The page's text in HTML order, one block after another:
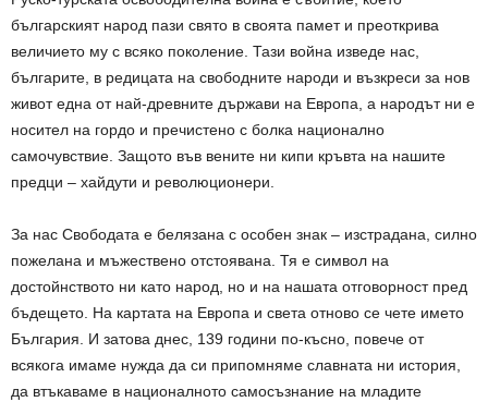
българският народ пази свято в своята памет и преоткрива
величието му с всяко поколение. Тази война изведе нас,
българите, в редицата на свободните народи и възкреси за нов
живот една от най-древните държави на Европа, а народът ни е
носител на гордо и пречистено с болка национално
самочувствие. Защото във вените ни кипи кръвта на нашите
предци – хайдути и революционери.
За нас Свободата е белязана с особен знак – изстрадана, силно
пожелана и мъжествено отстоявана. Тя е символ на
достойнството ни като народ, но и на нашата отговорност пред
бъдещето. На картата на Европа и света отново се чете името
България. И затова днес, 139 години по-късно, повече от
всякога имаме нужда да си припомняме славната ни история,
да втъкаваме в националното самосъзнание на младите